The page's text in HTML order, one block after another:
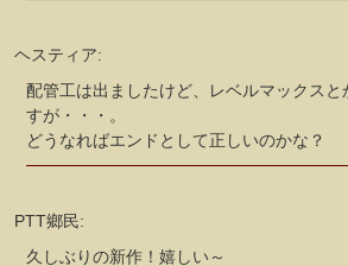
ヘスティア:
配管工は出ましたけど、レベルマックス
すが・・・。
どうなればエンドとして正しいのかな？
PTT鄉民:
久しぶりの新作！嬉しい～